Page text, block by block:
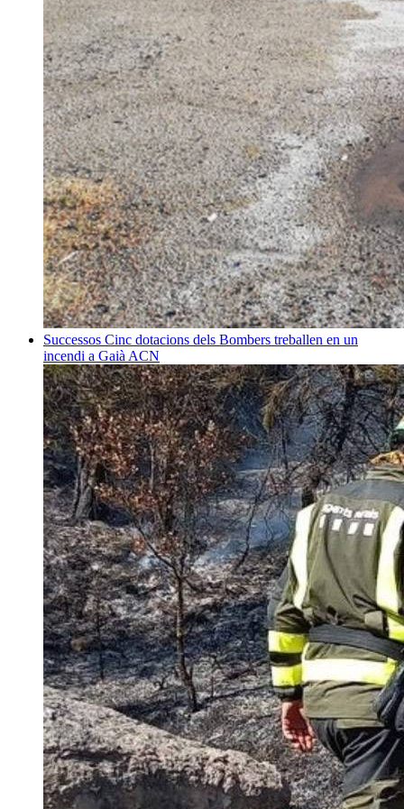
Successos Cinc dotacions dels Bombers treballen en un
incendi a Gaià ACN